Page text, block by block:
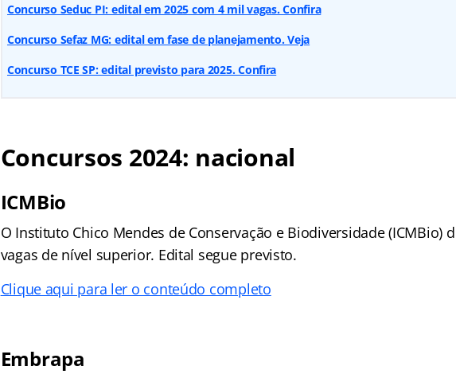
Concurso Seduc PI: edital em 2025 com 4 mil vagas. Confira
Concurso Sefaz MG: edital em fase de planejamento. Veja
Concurso TCE SP: edital previsto para 2025. Confira
Concursos 2024: nacional
ICMBio
O Instituto Chico Mendes de Conservação e Biodiversidade (ICMBio)
vagas de nível superior. Edital segue previsto.
Clique aqui para ler o conteúdo completo
Embrapa